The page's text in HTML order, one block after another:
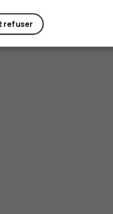
refuser